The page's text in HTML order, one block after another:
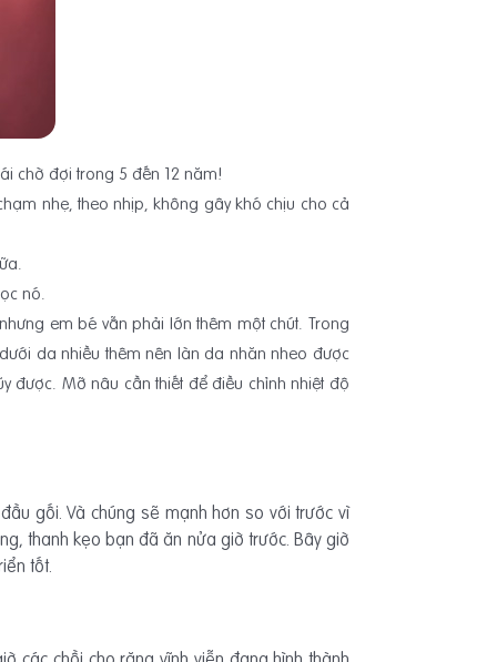
chờ đợi trong 5 đến 12 năm!
nhẹ, theo nhịp, không gây khó chịu cho cả
nó.
em bé vẫn phải lớn thêm một chút. Trong
da nhiều thêm nên làn da nhăn nheo được
được. Mỡ nâu cần thiết để điều chỉnh nhiệt độ
gối. Và chúng sẽ mạnh hơn so với trước vì
thanh kẹo bạn đã ăn nửa giờ trước. Bây giờ
tốt.